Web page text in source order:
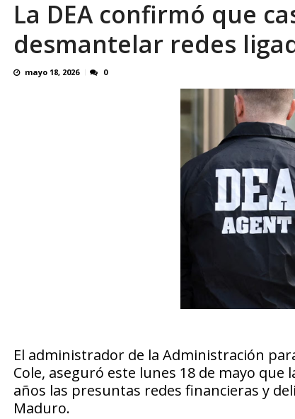
El último que apague la luz: 17 años
La DEA confirmó que
desmantelar redes
mayo 18, 2026 0
El administrador de la Administración
Cole, aseguró este lunes 18 de mayo
años las presuntas redes financieras y
Maduro.